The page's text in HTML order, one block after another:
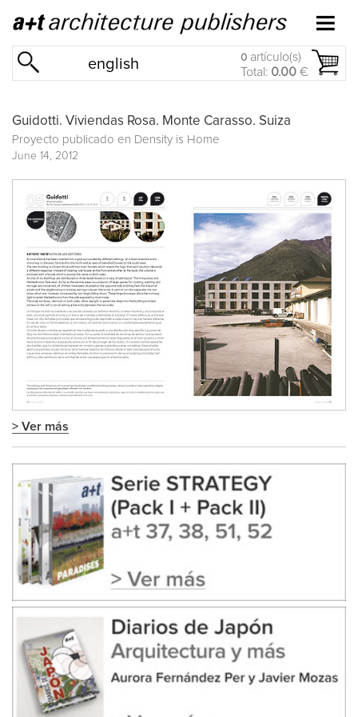
english 0 artículo(s)
Total: 0.00 €
Guidotti. Viviendas Rosa. Monte Carasso. Suiza
Proyecto publicado en Density is Home
June 14, 2012
> Ver más